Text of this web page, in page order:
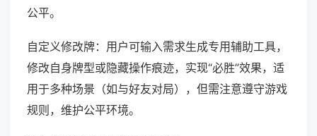
公平。
自定义修改牌：用户可输入需求生成专用辅助工具，
修改自身牌型或隐藏操作痕迹，实现“必胜”效果，适
用于多种场景（如与好友对局），但需注意遵守游戏
规则，维护公平环境。